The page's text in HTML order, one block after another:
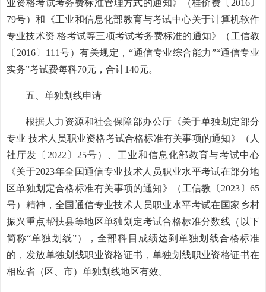
业资格考试考务费标准管理方式的通知》（桂价费〔2016〕
79号）和《工业和信息化部教育与考试中心关于计算机软件
专业技术资 格考试等三项考试考务费标准的通知》（工信教
〔2016〕111号）有关规定，“通信专业综合能力”“通信专业
实务”考试费每科70元，合计140元。
五、单独划线申请
根据人力资源和社会保障部办公厅《关于单独划定部分
专业 技术人员职业资格考试合格标准有关事项的通知》（人
社厅发〔2022〕25号）、工业和信息化部教育与考试中心
《关于2023年全国通信专业技术人员职业水平考试在部分地
区单独划定合格标准有关事项的通知》（工信教〔2023〕65
号）精神，全国通信专业技术人员职业水平考试在国家乡村
振兴重点帮扶县等地区单独划定考试合格标准分数线（以下
简称“单独划线”），全部科目成绩达到单独划线合格标准
的，发放单独划线职业资格证书，单独划线职业资格证书在
相应省（区、市）单独划线地区有效。